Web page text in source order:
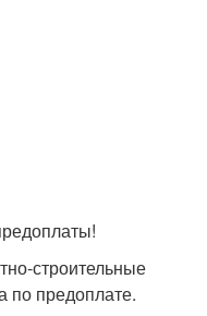
строительные
по предоплате.